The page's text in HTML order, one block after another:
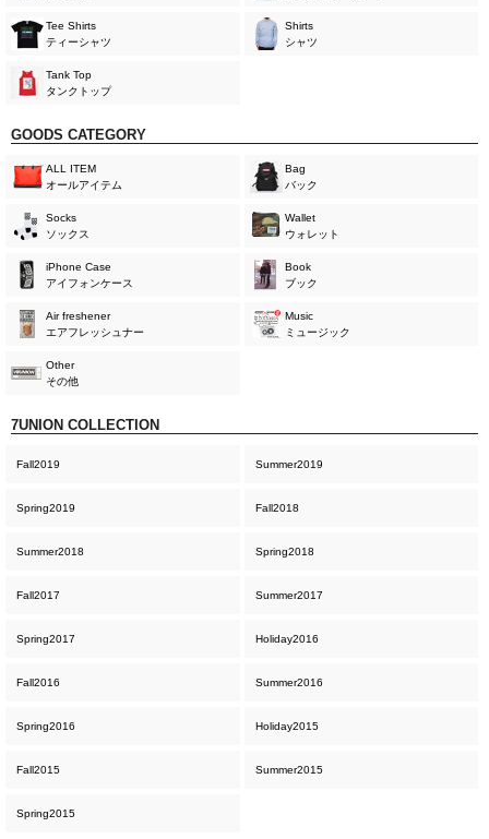
Tee Shirts
ティーシャツ
Shirts
シャツ
Tank Top
タンクトップ
GOODS CATEGORY
ALL ITEM
オールアイテム
Bag
バック
Socks
ソックス
Wallet
ウォレット
iPhone Case
アイフォンケース
Book
ブック
Air freshener
エアフレッシュナー
Music
ミュージック
Other
その他
7UNION COLLECTION
Fall2019 Summer2019
Spring2019 Fall2018
Summer2018 Spring2018
Fall2017 Summer2017
Spring2017 Holiday2016
Fall2016 Summer2016
Spring2016 Holiday2015
Fall2015 Summer2015
Spring2015